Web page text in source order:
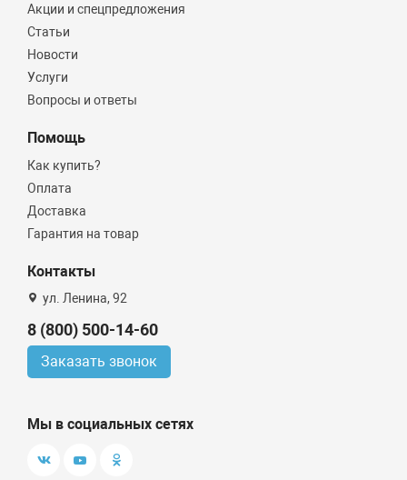
Акции и спецпредложения
Статьи
Новости
Услуги
Вопросы и ответы
Помощь
Как купить?
Оплата
Доставка
Гарантия на товар
Контакты
ул. Ленина, 92
8 (800) 500-14-60
Заказать звонок
Мы в социальных сетях